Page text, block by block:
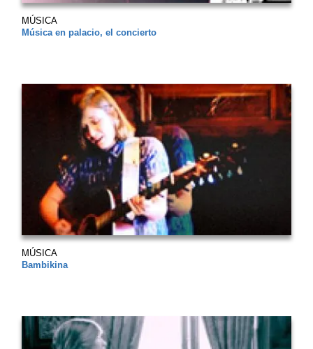
MÚSICA
Música en palacio, el concierto
MÚSICA
Bambikina